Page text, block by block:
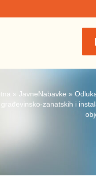
» JavneNabavke »
zanatskih i